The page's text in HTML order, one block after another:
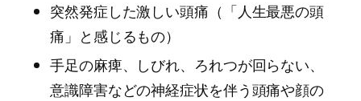
突然発症した激しい頭痛（「人生最悪の頭
痛」と感じるもの）
手足の麻痺、しびれ、ろれつが回らない、
意識障害などの神経症状を伴う頭痛や顔の